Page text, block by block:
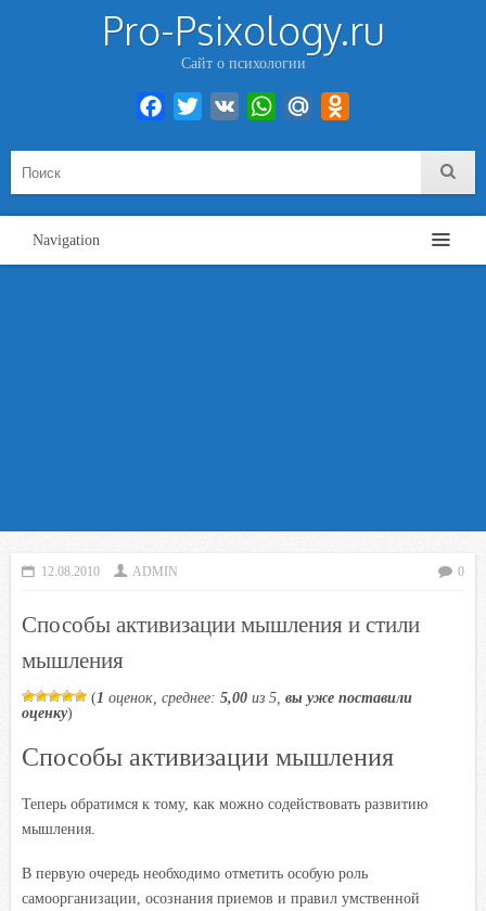
Pro-Psixology.ru
Сайт о психологии
Facebook
Twitter VK WhatsAppMail.Ru
Navigation
12.08.2010 ADMIN 0
Способы активизации мышления и стили
мышления
(1 оценок, среднее: 5,00 из 5, вы уже поставили
оценку)
Способы активизации мышления
Теперь обратимся к тому, как можно содействовать развитию
мышления.
В первую очередь необходимо отметить особую роль
самоорганизации, осознания приемов и правил умственной